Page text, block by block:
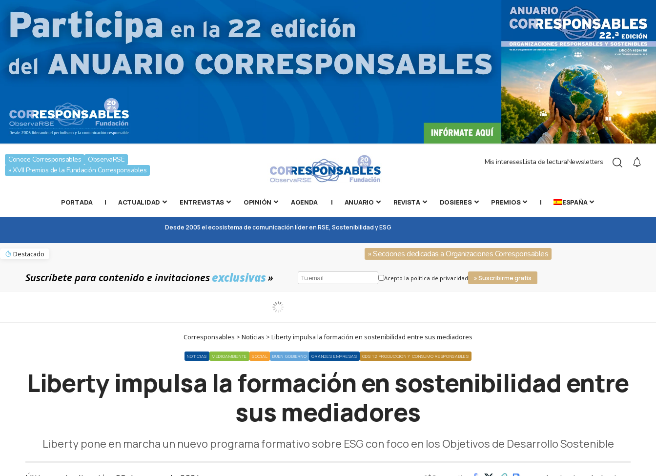
Conoce Corresponsables
ObservaRSE
» XVII Premios de la Fundación Corresponsables
Mis interesesLista de lecturaNewsletters
PORTADA | ACTUALIDAD ENTREVISTAS OPINIÓN AGENDA | ANUARIO REVISTA DOSIERES PREMIOS | ESPAÑA
Desde 2005 el ecosistema de comunicación líder en RSE, Sostenibilidad y ESG
Destacado » Secciones dedicadas a Organizaciones Corresponsables
Suscríbete para contenido e invitacionesexclusivas» Acepto la política de privacidad » Suscribirme gratis
Corresponsables > Noticias > Liberty impulsa la formación en sostenibilidad entre sus mediadores
NOTICIAS MEDIOAMBIENTE SOCIAL BUEN GOBIERNO GRANDES EMPRESAS ODS 12 PRODUCCIÓN Y CONSUMO RESPONSABLES
Liberty impulsa la formación en sostenibilidad entre
sus mediadores
Liberty pone en marcha un nuevo programa formativo sobre ESG con foco en los Objetivos de Desarrollo Sostenible